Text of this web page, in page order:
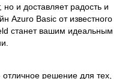
но и доставляет радость и
Azuro Basic от известного
станет вашим идеальным
решение для тех,